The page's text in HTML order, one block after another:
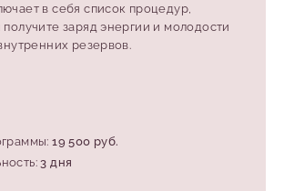
в себя список процедур,
заряд энергии и молодости
резервов.
19 500 руб.
3 дня